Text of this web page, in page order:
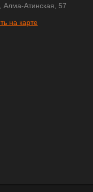
Алма-Атинская, 57
на карте